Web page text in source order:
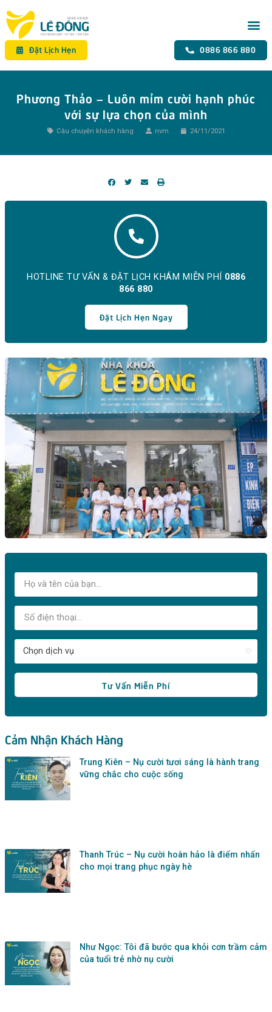
Đặt Lịch Hẹn 0886 866 880
Phương Thảo – Luôn mỉm cười hạnh phúc
với sự lựa chọn của mình
Câu chuyện khách hàng nvm 24/11/2021
HOTLINE TƯ VẤN & ĐẶT LỊCH KHÁM MIỄN PHÍ 0886
866 880
Đặt Lịch Hẹn Ngay
Tư Vấn Miễn Phí
Cảm Nhận Khách Hàng
Trung Kiên – Nụ cười tươi sáng là hành trang
vững chắc cho cuộc sống
Thanh Trúc – Nụ cười hoàn hảo là điểm nhấn
cho mọi trang phục ngày hè
Như Ngọc: Tôi đã bước qua khỏi cơn trầm cảm
của tuổi trẻ nhờ nụ cười